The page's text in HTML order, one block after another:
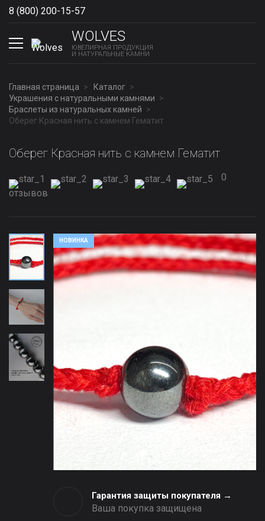
8 (800) 200-15-57
WOLVES
ЮВЕЛИРНАЯ ПРОДУКЦИЯ
И НАТУРАЛЬНЫЕ КАМНИ
Главная страница
Каталог
Украшения с натуральными камнями
Браслеты из натуральных камней
Оберег Красная нить с камнем Гематит
Оберег Красная нить с камнем Гематит
0
отзывов
НОВИНКА
Гарантия защиты покупателя →
Ваша покупка защищена